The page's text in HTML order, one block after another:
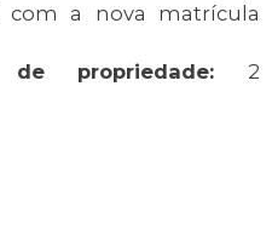
com a nova matrícula
de propriedade: 2